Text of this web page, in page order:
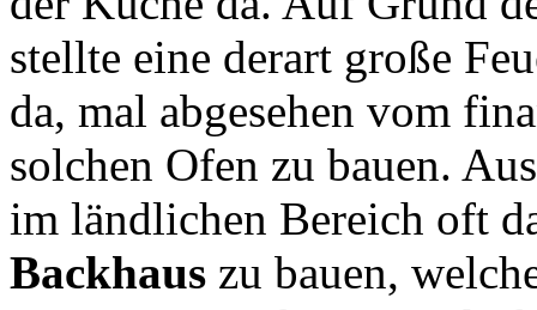
stellte eine derart große
da, mal abgesehen vom
solchen Ofen zu bauen.
im ländlichen Bereich oft
Backhaus zu bauen,